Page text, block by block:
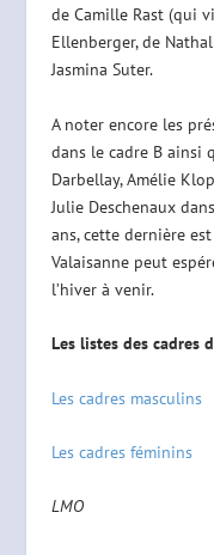
de Camille Rast (qui
Ellenberger, de
Jasmina Suter.
A noter encore les
dans le cadre B ainsi
Darbellay, Amélie
Julie Deschenaux
ans, cette dernière
Valaisanne peut
l’hiver à venir.
Les listes des cadres
Les cadres masculins
Les cadres féminins
LMO